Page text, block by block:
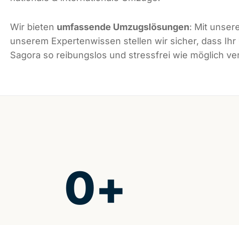
Wir bieten umfassende Umzugslösungen: Mit
unserem Expertenwissen stellen wir sicher, dass Ihr
Sagora so reibungslos und stressfrei wie möglich
0+